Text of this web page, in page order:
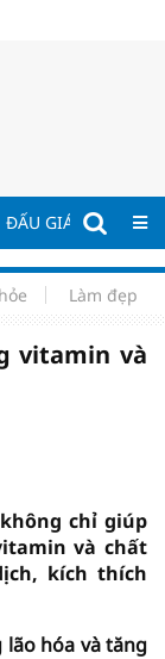
ĐẤU GIÁ - ĐẤU
Làm đẹp
vitamin và
chỉ giúp
và chất
kích thích
lão hóa và tăng